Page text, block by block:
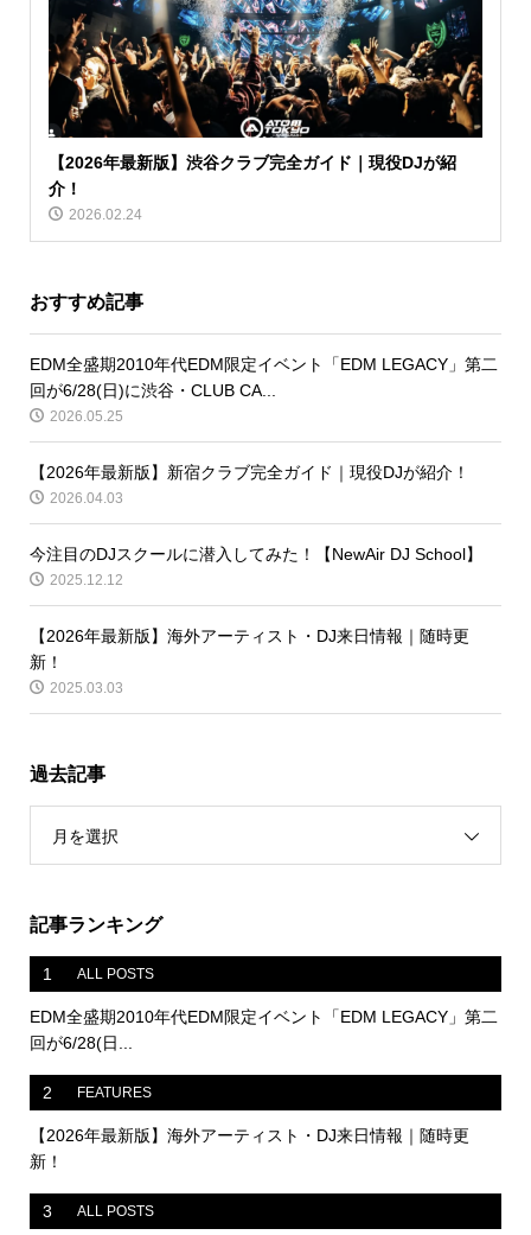
【2026年最新版】渋谷クラブ完全ガイド｜現役DJが紹
介！
2026.02.24
おすすめ記事
EDM全盛期2010年代EDM限定イベント「EDM LEGACY」第二
回が6/28(日)に渋谷・CLUB CA...
2026.05.25
【2026年最新版】新宿クラブ完全ガイド｜現役DJが紹介！
2026.04.03
今注目のDJスクールに潜入してみた！【NewAir DJ School】
2025.12.12
【2026年最新版】海外アーティスト・DJ来日情報｜随時更
新！
2025.03.03
過去記事
月を選択
記事ランキング
1 ALL POSTS
EDM全盛期2010年代EDM限定イベント「EDM LEGACY」第二
回が6/28(日...
2 FEATURES
【2026年最新版】海外アーティスト・DJ来日情報｜随時更
新！
3 ALL POSTS